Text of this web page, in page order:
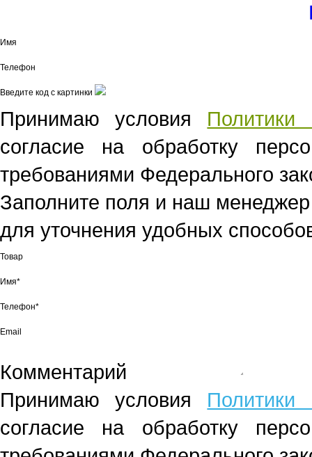
Имя
Телефон
Введите код с картинки
Принимаю условия Политики
согласие на обработку
требованиями Федерального
Заполните поля и наш
для уточнения удобных
Товар
Имя*
Телефон*
Email
Комментарий
Принимаю условия Политики
согласие на обработку